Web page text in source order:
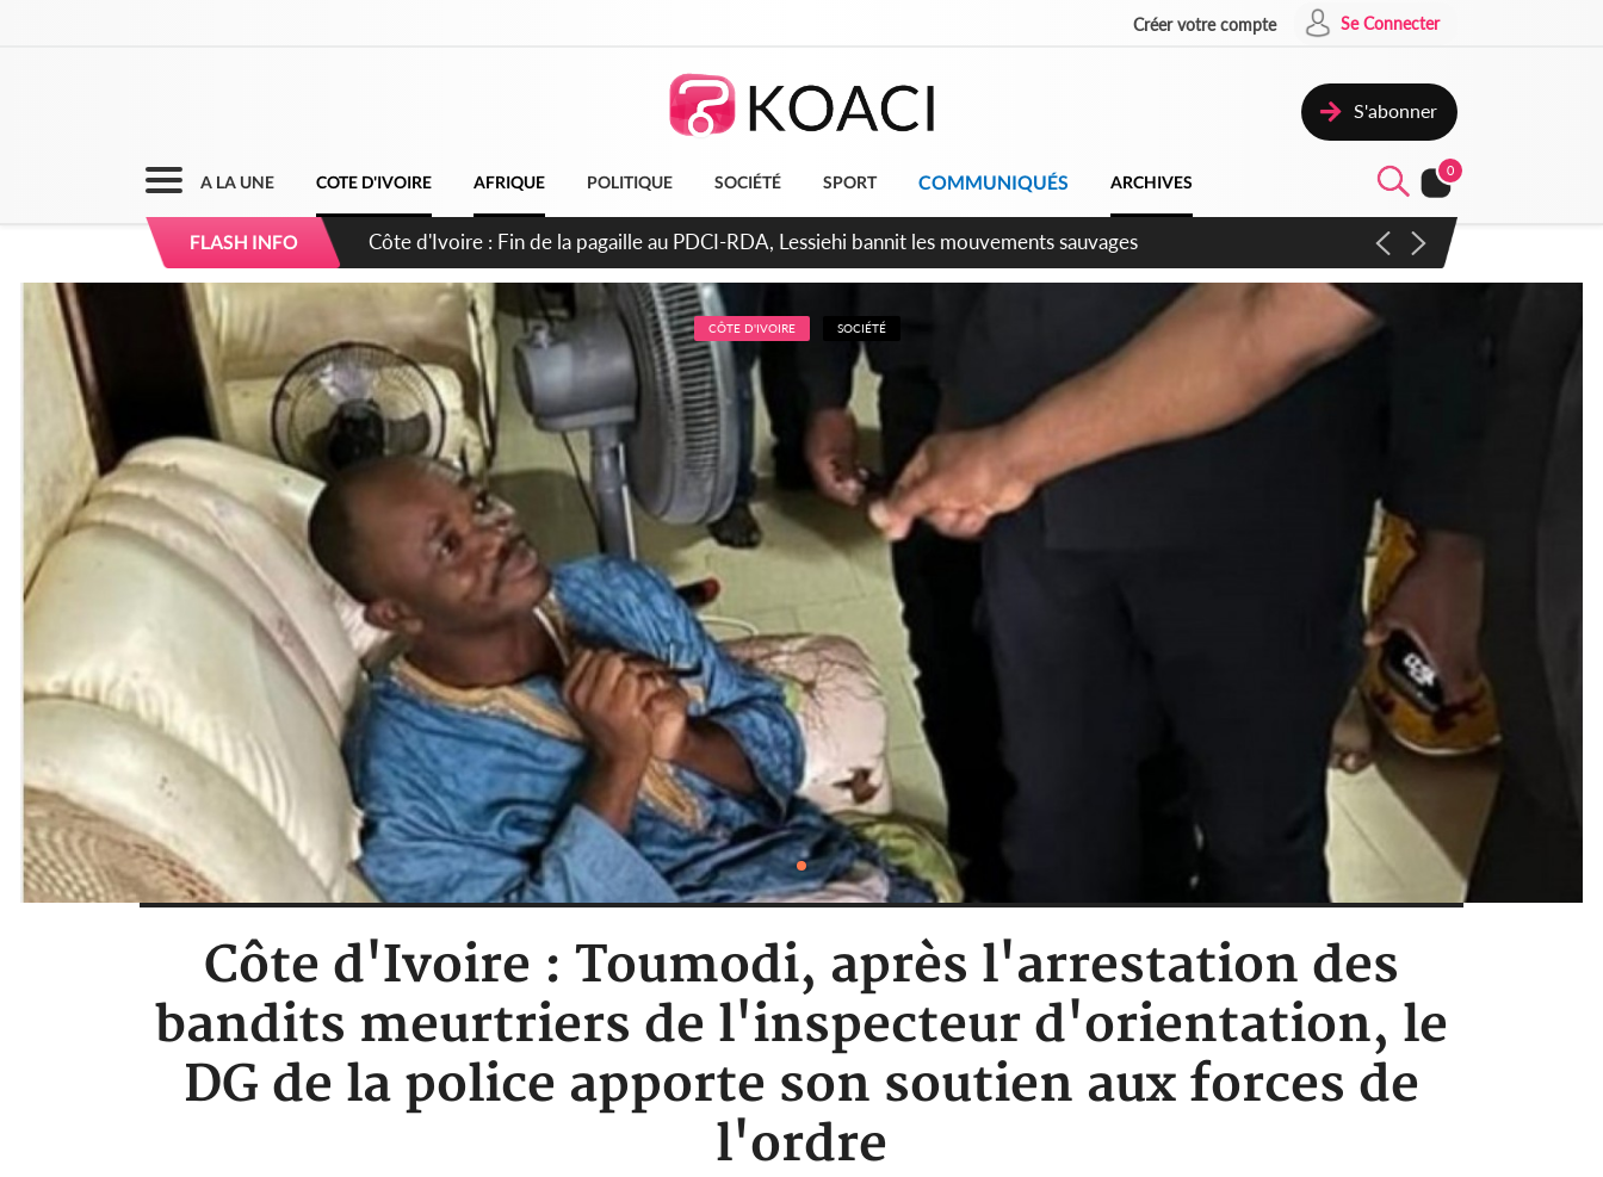
Créer votre compte Se Connecter
S'abonner
A LA UNE COTE D'IVOIRE AFRIQUE POLITIQUE SOCIÉTÉ SPORT COMMUNIQUÉS ARCHIVES
0
FLASH INFO Côte d'Ivoire : Ouattara promet des sanctions contre les déguerpissements illégaux
CÔTE D'IVOIRE SOCIÉTÉ
Côte d'Ivoire : Toumodi, après l'arrestation des
bandits meurtriers de l'inspecteur d'orientation, le
DG de la police apporte son soutien aux forces de
l'ordre